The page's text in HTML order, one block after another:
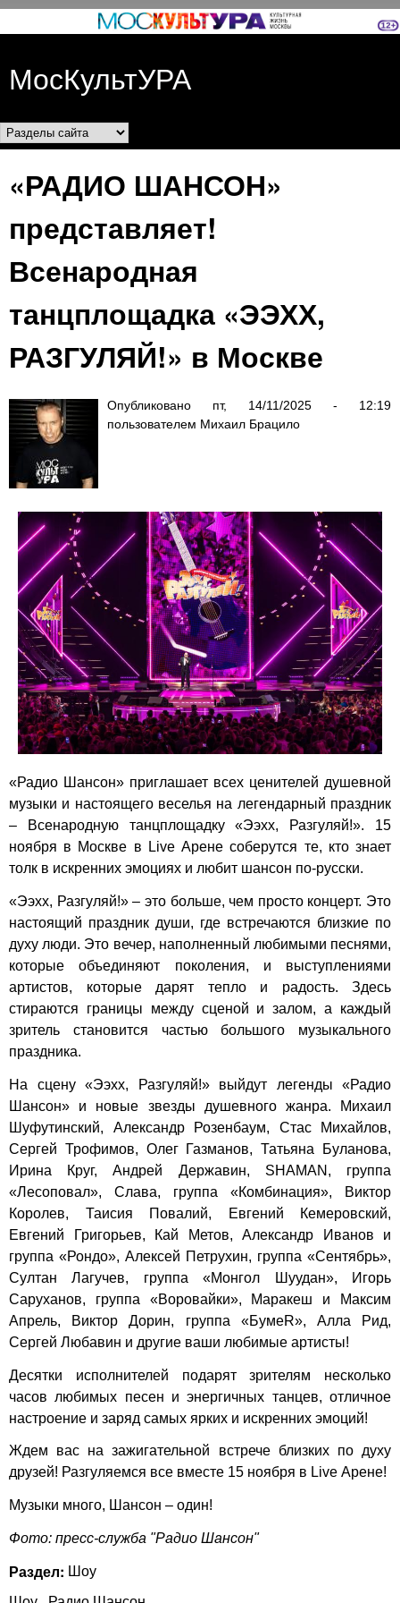
Перейти к основному
МосКультУРА
Разделы сайта
«РАДИО ШАНСОН»
представляет!
Всенародная
танцплощадка «ЭЭХХ,
РАЗГУЛЯЙ!» в Москве
Опубликовано пт, 14/11/2025 - 12:19
пользователем Михаил Брацило
«Радио Шансон» приглашает всех ценителей душевной
музыки и настоящего веселья на легендарный праздник
– Всенародную танцплощадку «Ээхх, Разгуляй!». 15
ноября в Москве в Live Арене соберутся те, кто знает
толк в искренних эмоциях и любит шансон по-русски.
«Ээхх, Разгуляй!» – это больше, чем просто концерт. Это
настоящий праздник души, где встречаются близкие по
духу люди. Это вечер, наполненный любимыми песнями,
которые объединяют поколения, и выступлениями
артистов, которые дарят тепло и радость. Здесь
стираются границы между сценой и залом, а каждый
зритель становится частью большого музыкального
праздника.
На сцену «Ээхх, Разгуляй!» выйдут легенды «Радио
Шансон» и новые звезды душевного жанра. Михаил
Шуфутинский, Александр Розенбаум, Стас Михайлов,
Сергей Трофимов, Олег Газманов, Татьяна Буланова,
Ирина Круг, Андрей Державин, SHAMAN, группа
«Лесоповал», Слава, группа «Комбинация», Виктор
Королев, Таисия Повалий, Евгений Кемеровский,
Евгений Григорьев, Кай Метов, Александр Иванов и
группа «Рондо», Алексей Петрухин, группа «Сентябрь»,
Султан Лагучев, группа «Монгол Шуудан», Игорь
Саруханов, группа «Воровайки», Маракеш и Максим
Апрель, Виктор Дорин, группа «БумеR», Алла Рид,
Сергей Любавин и другие ваши любимые артисты!
Десятки исполнителей подарят зрителям несколько
часов любимых песен и энергичных танцев, отличное
настроение и заряд самых ярких и искренних эмоций!
Ждем вас на зажигательной встрече близких по духу
друзей! Разгуляемся все вместе 15 ноября в Live Арене!
Музыки много, Шансон – один!
Фото: пресс-служба "Радио Шансон"
Раздел: Шоу